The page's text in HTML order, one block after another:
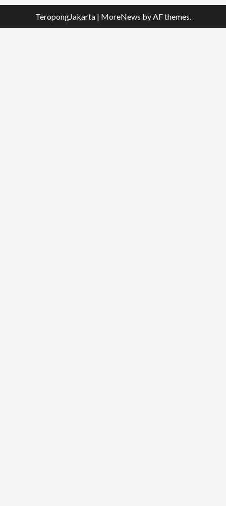
TeropongJakarta | MoreNews by AF themes.